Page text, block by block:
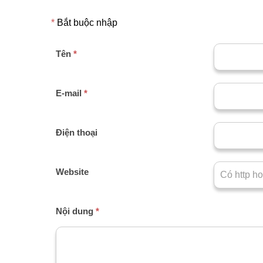
* Bắt buộc nhập
Tên *
E-mail *
Điện thoại
Website
Nội dung *